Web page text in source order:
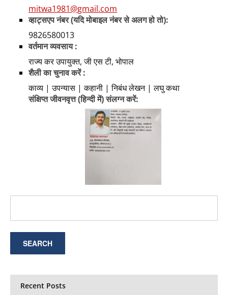
mitwa1981@gmail.com
व्हाट्सएप नंबर (यदि मोबाइल नंबर से अलग हो तो):
9826580013
वर्तमान व्यवसाय :
राज्य कर उपायुक्त, जी एस टी, भोपाल
शैली का चुनाव करें :
काव्य | उपन्यास | कहानी | निबंध लेखन | लघु कथा
संक्षिप्त जीवनवृत्त (हिन्दी में) संलग्न करें:
Recent Posts